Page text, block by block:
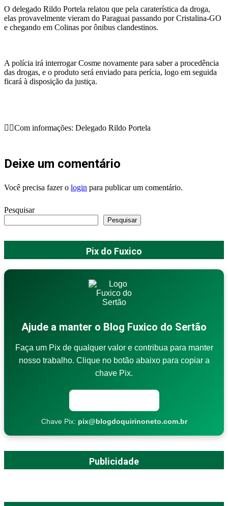
O delegado Rildo Portela relatou que pela caraterística da droga,
elas provavelmente vieram do Paraguai passando por Cristalina-GO
e chegando em Colinas por ônibus clandestinos.
A polícia irá interrogar Cosme novamente para saber a procedência
das drogas, e o produto será enviado para perícia, logo em seguida
ficará à disposição da justiça.
✍🏼️Com informações: Delegado Rildo Portela
Deixe um comentário
Você precisa fazer o login para publicar um comentário.
Pesquisar
Pesquisar
Pix do Fuxico
Ajude a manter o Blog Fuxico do Sertão
Faça um Pix de qualquer valor e contribua para manter
nosso trabalho. Clique no botão abaixo para copiar a
chave Pix.
Chave Pix: pix@blogdoquirinoneto.com.br
Publicidade